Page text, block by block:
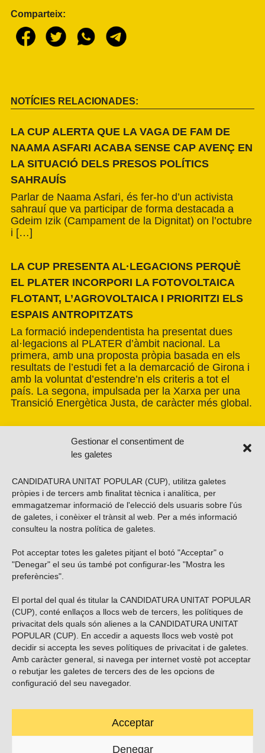
Gestionar el consentiment de
les galetes
CANDIDATURA UNITAT POPULAR (CUP), utilitza galetes
pròpies i de tercers amb finalitat tècnica i analítica, per
emmagatzemar informació de l'elecció dels usuaris sobre l'ús
de galetes, i conèixer el trànsit al web. Per a més informació
consulteu la nostra política de galetes
Pot acceptar totes les galetes pitjant el botó "Acceptar" o
"Denegar" el seu ús també pot configurar-les "Mostra les
preferències".
El portal del qual és titular la CANDIDATURA UNITAT POPULAR
(CUP), conté enllaços a llocs web de tercers, les polítiques de
privacitat dels quals són alienes a la CANDIDATURA UNITAT
POPULAR (CUP). En accedir a aquests llocs web vostè pot
decidir si accepta les seves polítiques de privacitat i de galetes.
Amb caràcter general, si navega per internet vostè pot acceptar
o rebutjar les galetes de tercers des de les opcions de
configuració del seu navegador.
Acceptar
Denegar
Comparteix:
NOTÍCIES RELACIONADES:
LA CUP ALERTA QUE LA VAGA DE FAM DE
NAAMA ASFARI ACABA SENSE CAP AVENÇ EN
LA SITUACIÓ DELS PRESOS POLÍTICS
SAHRAUÍS
Parlar de Naama Asfari, és fer-ho d’un activista
sahrauí que va participar de forma destacada a
Gdeim Izik (Campament de la Dignitat) on l’octubre
i […]
LA CUP PRESENTA AL·LEGACIONS PERQUÈ
EL PLATER INCORPORI LA FOTOVOLTAICA
FLOTANT, L’AGROVOLTAICA I PRIORITZI ELS
ESPAIS ANTROPITZATS
La formació independentista ha presentat dues
al·legacions al PLATER d’àmbit nacional. La
primera, amb una proposta pròpia basada en els
resultats de l’estudi fet a la demarcació de Girona i
amb la voluntat d’estendre’n els criteris a tot el
país. La segona, impulsada per la Xarxa per una
Transició Energètica Justa, de caràcter més global.
Vols subscriure’t al nostre butlletí?
ENVIAR
Troba’ns a les xarxes socials
Carrer Casp 180 (baixos), Barcelona.